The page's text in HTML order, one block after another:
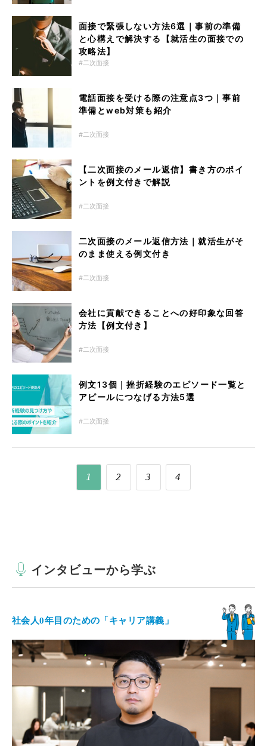
面接で緊張しない方法6選｜事前の準備
と心構えで解決する【就活生の面接での
攻略法】
二次面接
電話面接を受ける際の注意点3つ｜事前
準備とweb対策も紹介
二次面接
【二次面接のメール返信】書き方のポイ
ントを例文付きで解説
二次面接
二次面接のメール返信方法｜就活生がそ
のまま使える例文付き
二次面接
会社に貢献できることへの好印象な回答
方法【例文付き】
二次面接
例文13個｜挫折経験のエピソード一覧と
アピールにつなげる方法5選
二次面接
1 2 3 4
インタビューから学ぶ
社会人0年目のための「キャリア講義」